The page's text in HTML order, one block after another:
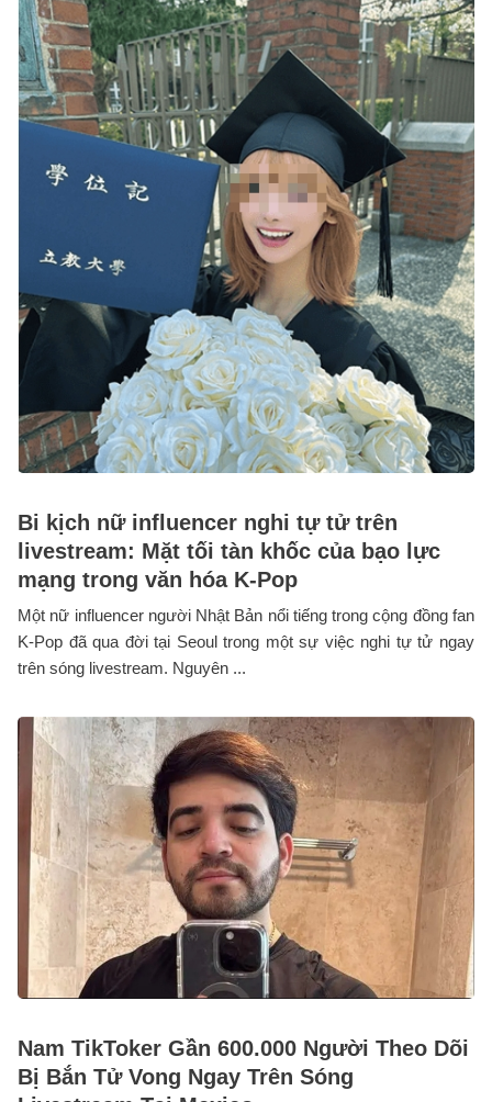
Bi kịch nữ influencer nghi tự tử trên
livestream: Mặt tối tàn khốc của bạo lực
mạng trong văn hóa K-Pop
Một nữ influencer người Nhật Bản nổi tiếng trong cộng đồng fan
K-Pop đã qua đời tại Seoul trong một sự việc nghi tự tử ngay
trên sóng livestream. Nguyên ...
Nam TikToker Gần 600.000 Người Theo Dõi
Bị Bắn Tử Vong Ngay Trên Sóng